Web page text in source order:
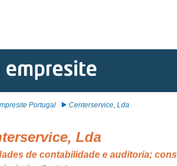
Portugal Centerservice, Lda
Lda
de contabilidade e auditoria;